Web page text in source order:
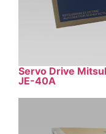
Servo Drive
JE-40A